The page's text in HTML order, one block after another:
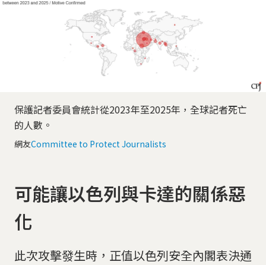
保護記者委員會統計從2023年至2025年，全球記者死亡
的人數。
網友Committee to Protect Journalists
可能讓以色列與卡達的關係惡
化
此次攻擊發生時，正值以色列安全內閣表決通